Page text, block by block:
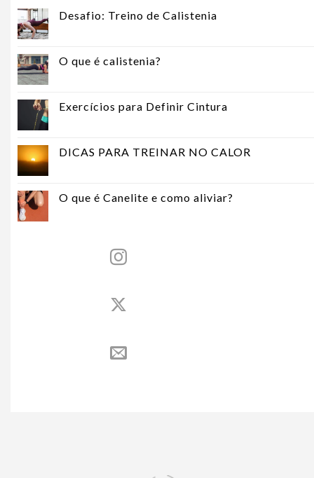
Desafio: Treino de Calistenia
O que é calistenia?
Exercícios para Definir Cintura
DICAS PARA TREINAR NO CALOR
O que é Canelite e como aliviar?